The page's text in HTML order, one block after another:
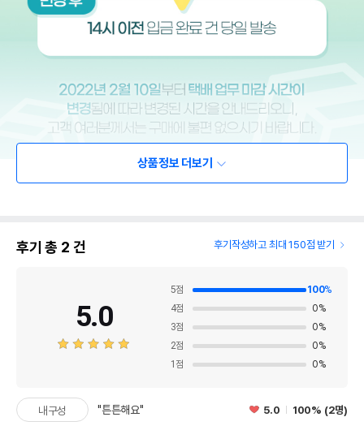
상품정보 더보기
후기 총 2 건 후기작성하고 최대 150점 받기
5.0
5점 100%
4점 0%
3점 0%
2점 0%
1 점 0%
내구성 "튼튼해요" 5.0 100% (2명)